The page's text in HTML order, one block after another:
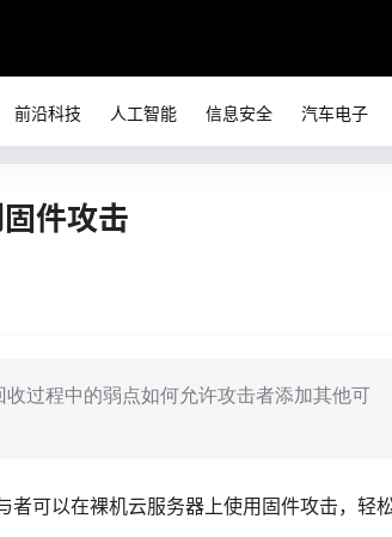
前沿科技 人工智能 信息安全 汽车电子
件攻击
过程中的弱点如何允许攻击者添加其他可
可以在裸机云服务器上使用固件攻击，轻